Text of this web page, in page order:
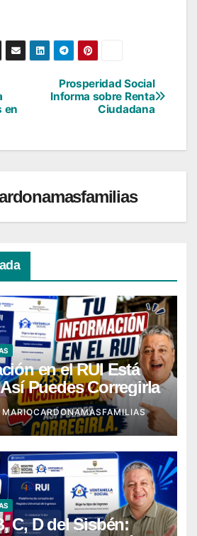
Prosperidad Social
Informa sobre Renta
Ciudadana
en
en el RUI Está
Puedes Corregirla
MARIOCARDONAMASFAMILIAS
C, D del Sisbén: